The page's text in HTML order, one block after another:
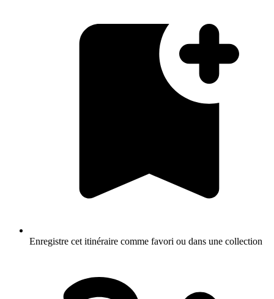
Enregistre cet itinéraire comme favori ou dans une collection